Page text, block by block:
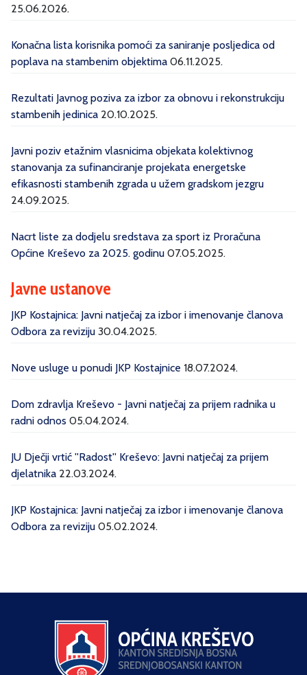
25.06.2026.
Konačna lista korisnika pomoći za saniranje posljedica od
poplava na stambenim objektima 06.11.2025.
Rezultati Javnog poziva za izbor za obnovu i rekonstrukciju
stambenih jedinica 20.10.2025.
Javni poziv etažnim vlasnicima objekata kolektivnog
stanovanja za sufinanciranje projekata energetske
efikasnosti stambenih zgrada u užem gradskom jezgru
24.09.2025.
Nacrt liste za dodjelu sredstava za sport iz Proračuna
Općine Kreševo za 2025. godinu 07.05.2025.
Javne ustanove
JKP Kostajnica: Javni natječaj za izbor i imenovanje članova
Odbora za reviziju 30.04.2025.
Nove usluge u ponudi JKP Kostajnice 18.07.2024.
Dom zdravlja Kreševo - Javni natječaj za prijem radnika u
radni odnos 05.04.2024.
JU Dječji vrtić ''Radost'' Kreševo: Javni natječaj za prijem
djelatnika 22.03.2024.
JKP Kostajnica: Javni natječaj za izbor i imenovanje članova
Odbora za reviziju 05.02.2024.